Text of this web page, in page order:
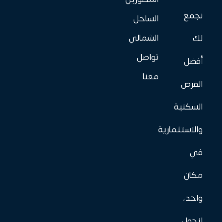
نجمع
لك
أفضل
الفرص
السكنية
والاستثمارية
في
مكان
واحد،
الساحل
الشمالي
تواصل
معنا